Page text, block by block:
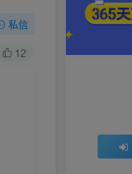
私信
12